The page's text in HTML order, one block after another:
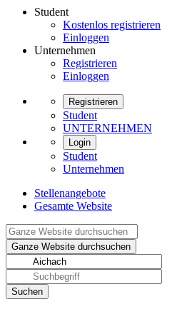
Student
Kostenlos registrieren
Einloggen
Unternehmen
Registrieren
Einloggen
Registrieren
Student
UNTERNEHMEN
Login
Student
Unternehmen
Stellenangebote
Gesamte Website